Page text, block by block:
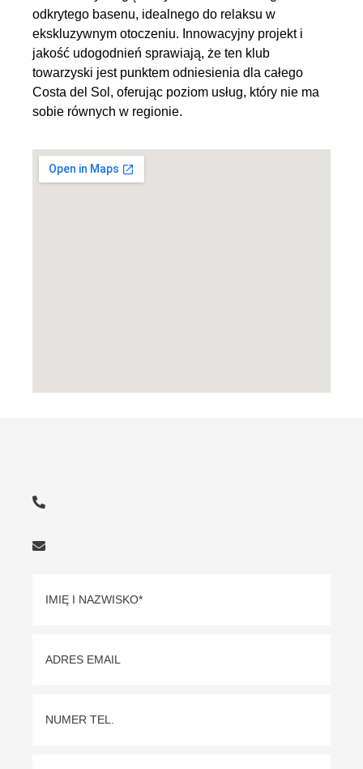
odkrytego basenu, idealnego do relaksu w
ekskluzywnym otoczeniu. Innowacyjny projekt i
jakość udogodnień sprawiają, że ten klub
towarzyski jest punktem odniesienia dla całego
Costa del Sol, oferując poziom usług, który nie ma
sobie równych w regionie.